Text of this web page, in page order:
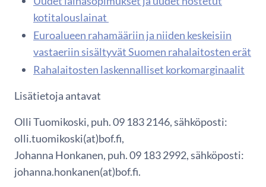
kotitalouslainat
Euroalueen rahamääriin ja niiden keskeisiin
vastaeriin sisältyvät Suomen rahalaitosten erät
Rahalaitosten laskennalliset korkomarginaalit
Lisätietoja antavat
Olli Tuomikoski, puh. 09 183 2146, sähköposti:
olli.tuomikoski(at)bof.fi,
Johanna Honkanen, puh. 09 183 2992, sähköposti:
johanna.honkanen(at)bof.fi.